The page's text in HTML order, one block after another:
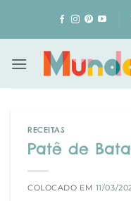
content
RECEITAS
Patê de
COLOCADO EM 11/03/